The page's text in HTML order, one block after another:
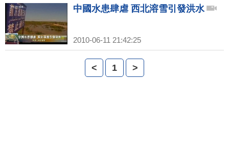
中國水患肆虐 西北溶雪引發洪水
2010-06-11 21:42:25
< 1 >